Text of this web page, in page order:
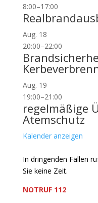
8:00–17:00
Aug. 18
20:00–22:00
Aug. 19
19:00–21:00
regelmäßige
Atemschutz
Kalender anzeigen
In dringenden Fällen
Sie keine Zeit.
NOTRUF 112